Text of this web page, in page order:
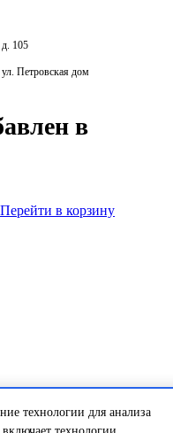
105
Петровская дом
в
Перейти в корзину
технологии для анализа